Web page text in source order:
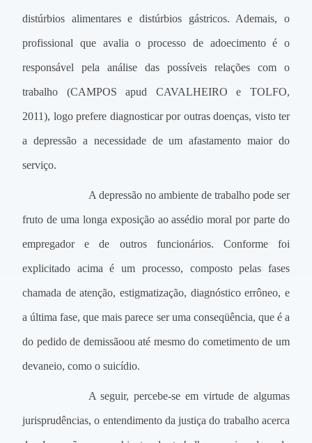
distúrbios alimentares e distúrbios gástricos. Ademais, o
profissional que avalia o processo de adoecimento é o
responsável pela análise das possíveis relações com o
trabalho (CAMPOS apud CAVALHEIRO e TOLFO,
2011), logo prefere diagnosticar por outras doenças, visto ter
a depressão a necessidade de um afastamento maior do
serviço.
A depressão no ambiente de trabalho pode ser
fruto de uma longa exposição ao assédio moral por parte do
empregador e de outros funcionários. Conforme foi
explicitado acima é um processo, composto pelas fases
chamada de atenção, estigmatização, diagnóstico errôneo, e
a última fase, que mais parece ser uma conseqüência, que é a
do pedido de demissãoou até mesmo do cometimento de um
devaneio, como o suicídio.
A seguir, percebe-se em virtude de algumas
jurisprudências, o entendimento da justiça do trabalho acerca